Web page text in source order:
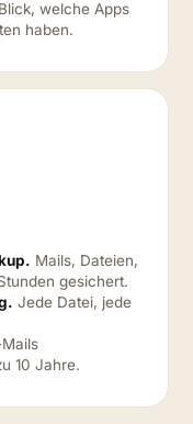
welche Apps
haben.
Mails, Dateien,
gesichert.
Jede Datei, jede
10 Jahre.